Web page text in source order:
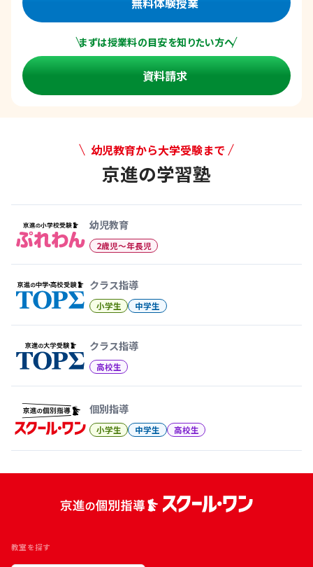
まずは授業料の目安を知りたい方へ
資料請求
幼児教育から大学受験まで
京進の学習塾
幼児教育
2歳児〜年長児
クラス指導
小学生 中学生
クラス指導
高校生
個別指導
小学生 中学生 高校生
教室を探す